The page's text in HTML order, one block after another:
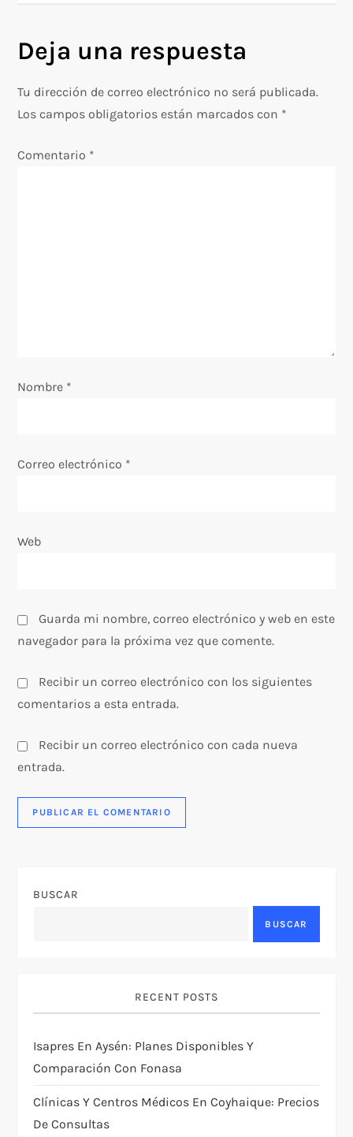
g
a
c
i
n
r
Deja una respuesta
Tu dirección de correo electrónico no será publicada.
Los campos obligatorios están marcados con *
Comentario *
Nombre *
Correo electrónico *
Web
Guarda mi nombre, correo electrónico y web en este
navegador para la próxima vez que comente.
Recibir un correo electrónico con los siguientes
comentarios a esta entrada.
Recibir un correo electrónico con cada nueva
entrada.
BUSCAR
BUSCAR
RECENT POSTS
Isapres En Aysén: Planes Disponibles Y
Comparación Con Fonasa
Clínicas Y Centros Médicos En Coyhaique: Precios
De Consultas